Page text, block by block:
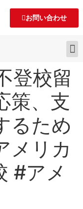
お問い合わせ
登校留
策、支
るため
メリカ
#アメ